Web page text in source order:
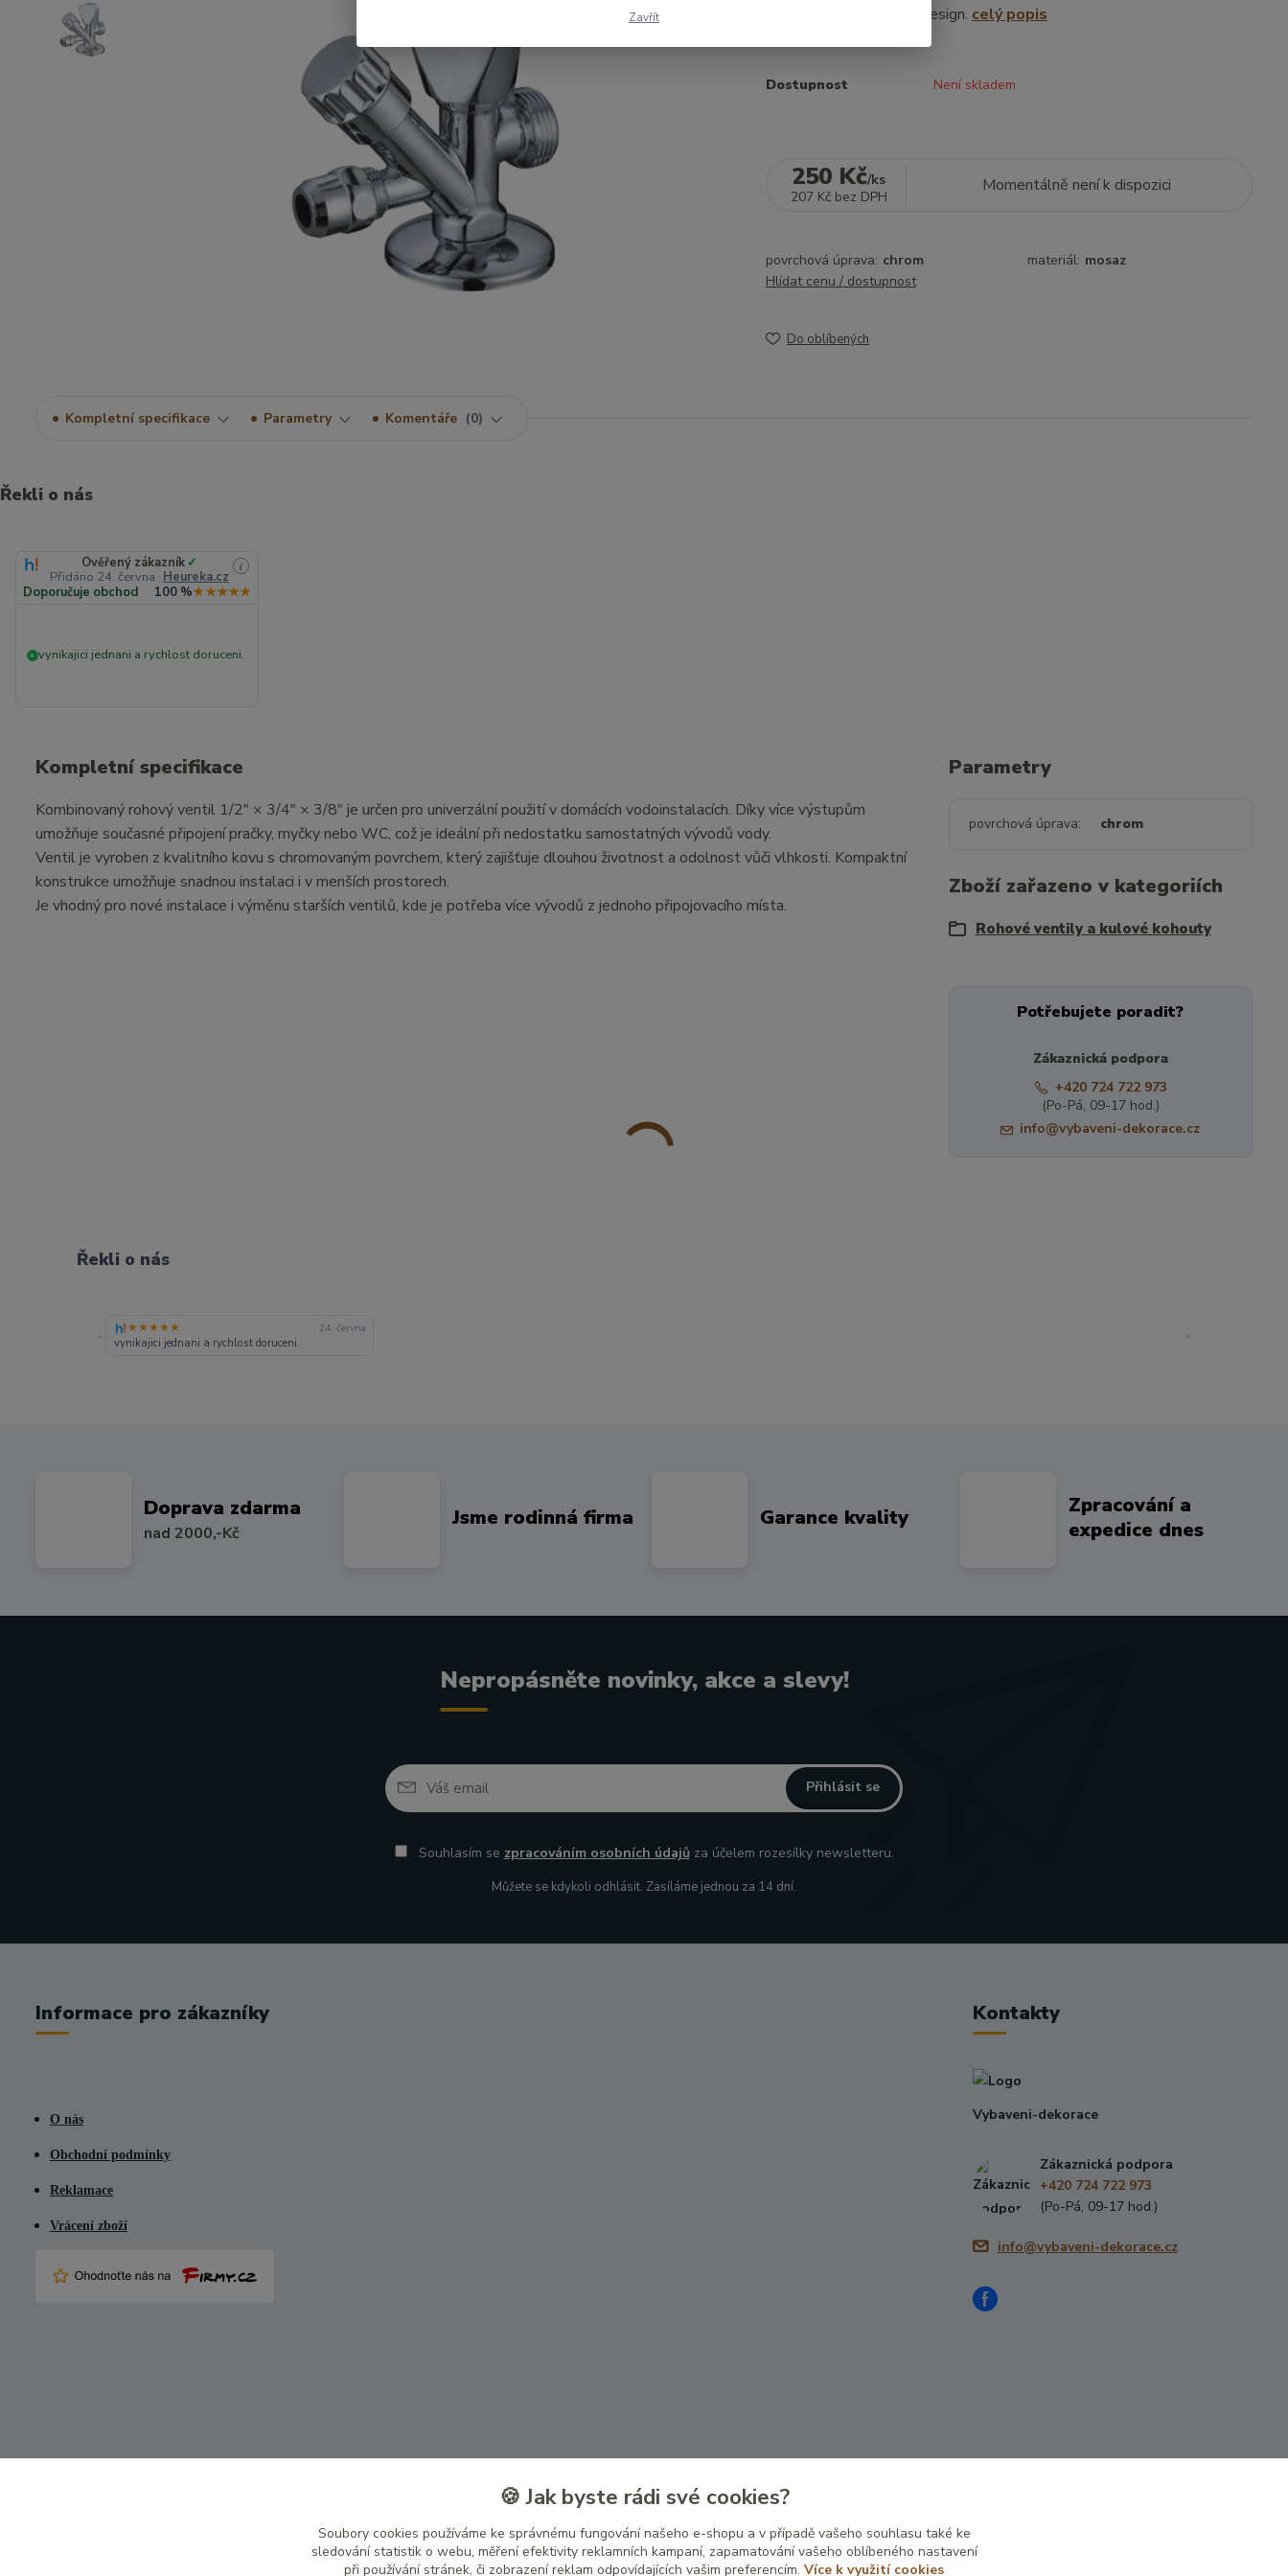
provedení a kompaktní design. celý popis
Dostupnost Není skladem
250 Kč/ks
207 Kč bez DPH
Momentálně není k dispozici
povrchová úprava: chrom materiál: mosaz
Hlídat cenu / dostupnost
Do oblíbených
Kompletní specifikace Parametry Komentáře 0
Řekli o nás
Ověřený zákazník ✓
Přidáno 24. června · Heureka.cz
i
Doporučuje obchod 100 %★★★★★
+ vynikajici jednani a rychlost doruceni.
Kompletní specifikace
Kombinovaný rohový ventil 1/2" × 3/4" × 3/8" je určen pro univerzální použití v domácích vodoinstalacích. Díky více výstupům
umožňuje současné připojení pračky, myčky nebo WC, což je ideální při nedostatku samostatných vývodů vody.
Ventil je vyroben z kvalitního kovu s chromovaným povrchem, který zajišťuje dlouhou životnost a odolnost vůči vlhkosti. Kompaktní
konstrukce umožňuje snadnou instalaci i v menších prostorech.
Je vhodný pro nové instalace i výměnu starších ventilů, kde je potřeba více vývodů z jednoho připojovacího místa.
Parametry
povrchová úprava chrom
Zboží zařazeno v kategoriích
Rohové ventily a kulové kohouty
Potřebujete poradit?
Zákaznická podpora
+420 724 722 973
(Po-Pá, 09-17 hod.)
info@vybaveni-dekorace.cz
Řekli o nás
«
★★★★★ 24. června
vynikajici jednani a rychlost doruceni. »
Doprava zdarma
nad 2000,-Kč
Jsme rodinná firma Garance kvality
Zpracování a
expedice dnes
Nepropásněte novinky, akce a slevy!
Přihlásit se
Souhlasím se zpracováním osobních údajůza účelem rozesílky newsletteru.
Můžete se kdykoli odhlásit. Zasíláme jednou za 14 dní.
Informace pro zákazníky
O nás
Obchodní podmínky
Reklamace
Vrácení zboží
Kontakty
Vybaveni-dekorace
Zákaznická podpora
+420 724 722 973
(Po-Pá, 09-17 hod.)
info@vybaveni-dekorace.cz
Zavřít
🍪 Jak byste rádi své cookies?
Soubory cookies používáme ke správnému fungování našeho e-shopu a v případě vašeho souhlasu také ke
sledování statistik o webu, měření efektivity reklamních kampaní, zapamatování vašeho oblíbeného nastavení
při používání stránek, či zobrazení reklam odpovídajících vašim preferencím. Více k využití cookies